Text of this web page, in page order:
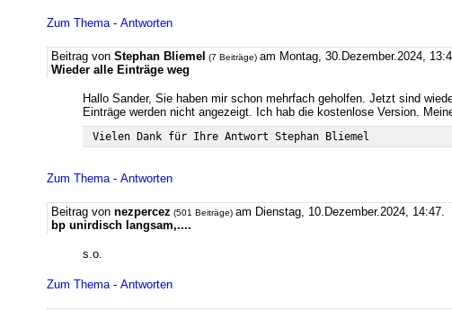
Zum Thema- Antworten
Beitrag von Stephan Bliemel (7 Beiträge) am Montag, 30.Dezember.2024,
Wieder alle Einträge weg
Hallo Sander, Sie haben mir schon mehrfach geholfen. Jetzt sind
Einträge werden nicht angezeigt. Ich hab die kostenlose Version.
Zum Thema- Antworten
Beitrag von nezpercez (501 Beiträge) am Dienstag, 10.Dezember.2024, 14:47.
bp unirdisch langsam,....
s.o.
Zum Thema- Antworten